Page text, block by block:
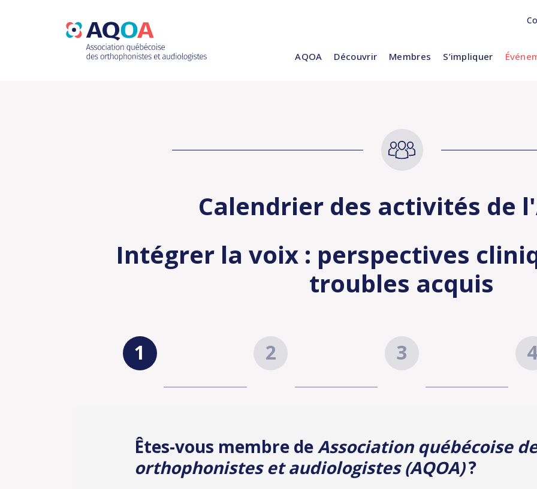
AQOA Découvrir Membres S’impliquer
Calendrier des activités de
Intégrer la voix : perspectives
troubles acquis
Êtes-vous membre deAssociation québécoise
orthophonistes et audiologistes (AQOA)?